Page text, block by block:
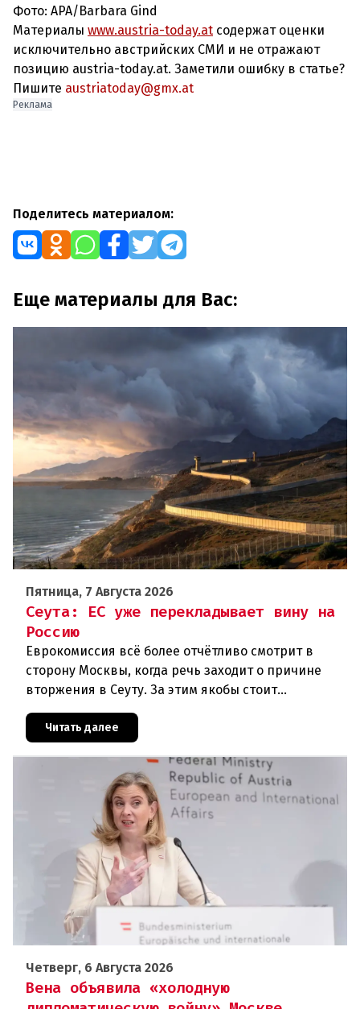
Фото: APA/Barbara Gind
Материалы www.austria-today.at содержат оценки
исключительно австрийских СМИ и не отражают
позицию austria-today.at. Заметили ошибку в статье?
Пишите austriatoday@gmx.at
Реклама
Поделитесь материалом:
Еще материалы для Вас:
Пятница, 7 Августа 2026
Сеута: ЕС уже перекладывает вину на
Россию
Еврокомиссия всё более отчётливо смотрит в
сторону Москвы, когда речь заходит о причине
вторжения в Сеуту. За этим якобы стоит
дней около 72 000 человек п
Читать далее
Четверг, 6 Августа 2026
Вена объявила «холодную